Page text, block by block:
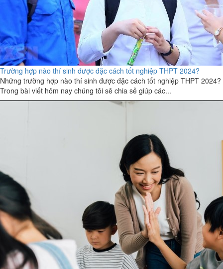
Trường hợp nào thí sinh được đặc cách tốt nghiệp THPT 2024?
Những trường hợp nào thí sinh được đặc cách tốt nghiệp THPT 2024?
Trong bài viết hôm nay chúng tôi sẽ chia sẻ giúp các...